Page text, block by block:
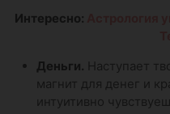
Интересно:
Деньги. Наступает
магнит для денег и
интуитивно